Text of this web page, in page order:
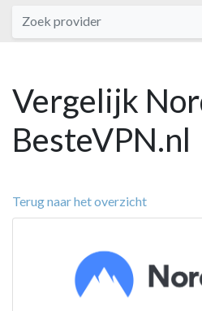
Vergelijk
BesteVPN.nl
Terug naar het overzicht